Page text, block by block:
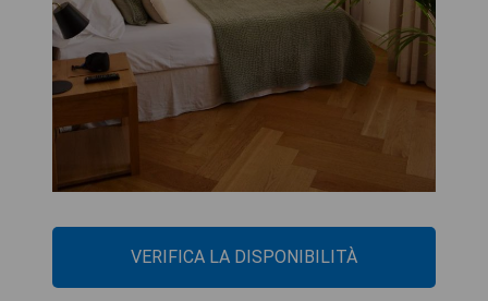
VERIFICA LA DISPONIBILITÀ